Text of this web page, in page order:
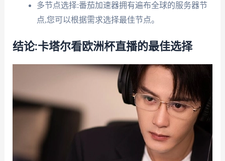
多节点选择:番茄加速器拥有遍布全球的服务器节
点,您可以根据需求选择最佳节点。
结论:卡塔尔看欧洲杯直播的最佳选择